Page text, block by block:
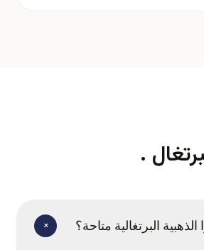
.
البرتغالية متاحة؟ +